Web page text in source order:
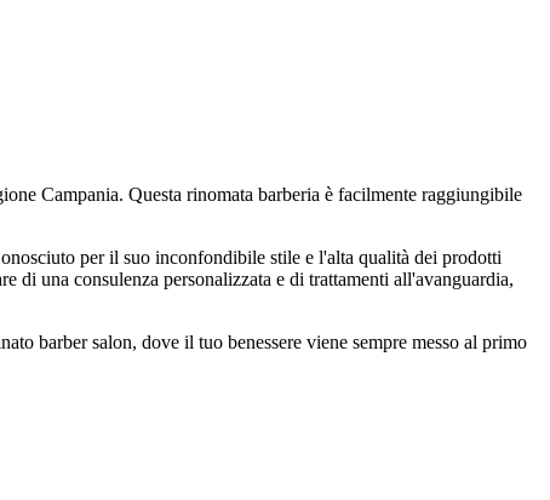
Campania. Questa rinomata barberia è facilmente raggiungibile
per il suo inconfondibile stile e l'alta qualità dei prodotti
di una consulenza personalizzata e di trattamenti all'avanguardia,
barber salon, dove il tuo benessere viene sempre messo al primo